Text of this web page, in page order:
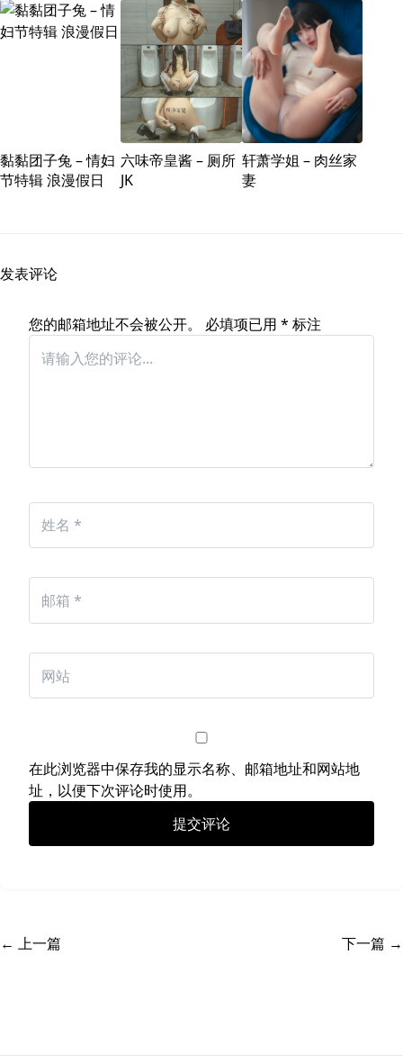
黏黏团子兔 – 情妇
节特辑 浪漫假日
六味帝皇酱 – 厕所
JK
轩萧学姐 – 肉丝家
妻
发表评论
您的邮箱地址不会被公开。 必填项已用 * 标注
在此浏览器中保存我的显示名称、邮箱地址和网站地
址，以便下次评论时使用。
← 上一篇 下一篇 →